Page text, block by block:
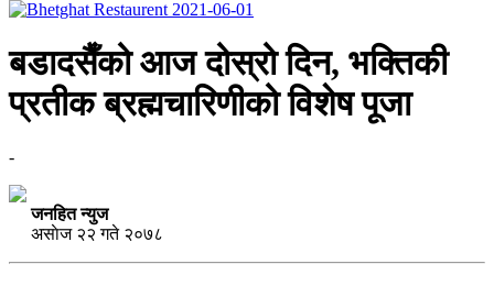
बडादसैँको आज दोस्रो दिन, भक्तिकी
प्रतीक ब्रह्मचारिणीको विशेष पूजा
-
जनहित न्युज
असाेज २२ गते २०७८